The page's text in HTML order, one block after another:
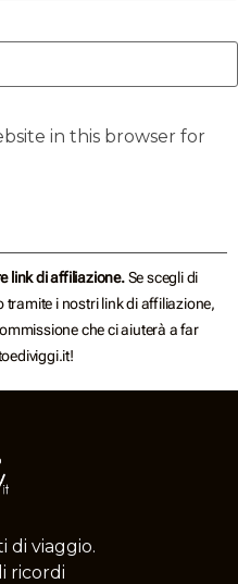
in this browser for
link di affiliazione.Se scegli di
i nostri link di affiliazione,
che ci aiuterà a far
di viaggio.
ricordi